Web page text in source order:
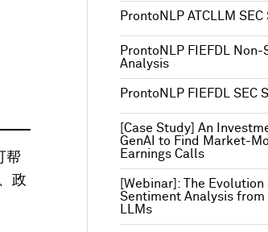
帮
政
ProntoNLP ATCLLM
ProntoNLP FIEFDL Non-
Analysis
ProntoNLP FIEFDL SEC
[Case Study] An
GenAI to Find Market-
Earnings Calls
[Webinar]: The
Sentiment Analysis from
LLMs